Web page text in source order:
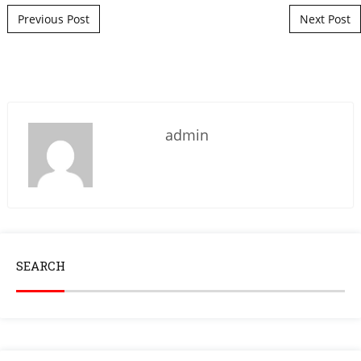
Post navigation
Previous Post Next Post
admin
SEARCH